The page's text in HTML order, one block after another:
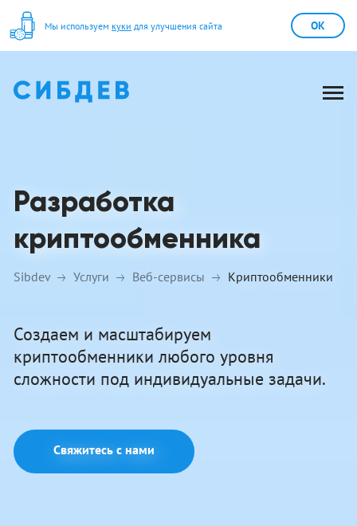
Мы используем куки для улучшения сайта OK
Разработка
криптообменника
Sibdev Услуги Веб-сервисы Криптообменники
Создаем и масштабируем
криптообменники любого уровня
сложности под индивидуальные задачи.
Свяжитесь с нами